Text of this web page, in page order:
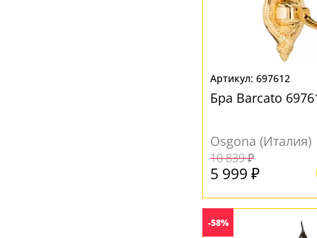
- бесплатная доставка 697612
Бра Barcato
Osgona (Италия)
10 839 ₽
5 999 ₽
-58%